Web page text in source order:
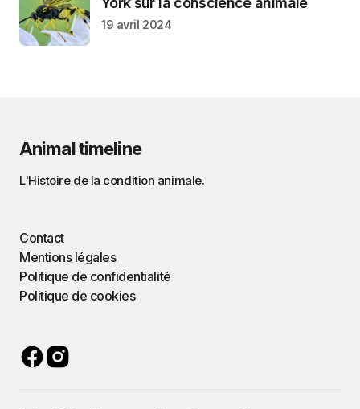
19 avril 2024
Animal timeline
L'Histoire de la condition animale.
Contact
Mentions légales
Politique de confidentialité
Politique de cookies